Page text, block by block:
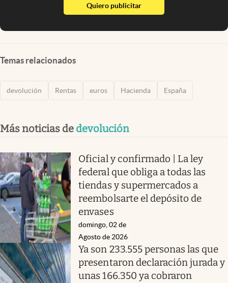
Quiero publicitarabre en nueva pestaña
Temas relacionados
devolución Rentas euros Hacienda España
Más noticias de devolución
Oficial y confirmado | La ley
federal que obliga a todas las
tiendas y supermercados a
reembolsarte el depósito de
envases
domingo, 02 de
Agosto de 2026
Ya son 233.555 personas las que
presentaron declaración jurada y
unas 166.350 ya cobraron